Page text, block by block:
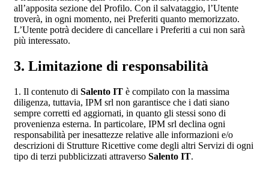
all’apposita sezione del Profilo. Con il salvataggio, l’Utente
troverà, in ogni momento, nei Preferiti quanto memorizzato.
L’Utente potrà decidere di cancellare i Preferiti a cui non sarà
più interessato.
3. Limitazione di responsabilità
1. Il contenuto di Salento IT è compilato con la massima
diligenza, tuttavia, IPM srl non garantisce che i dati siano
sempre corretti ed aggiornati, in quanto gli stessi sono di
provenienza esterna. In particolare, IPM srl declina ogni
responsabilità per inesattezze relative alle informazioni e/o
descrizioni di Strutture Ricettive come degli altri Servizi di ogni
tipo di terzi pubblicizzati attraverso Salento IT.